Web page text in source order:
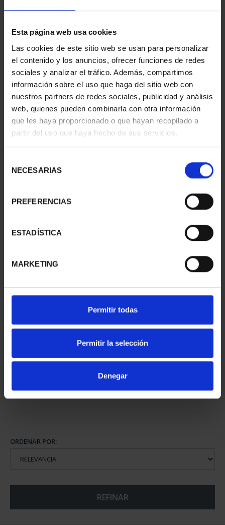
Esta página web usa cookies
Las cookies de este sitio web se usan para personalizar
el contenido y los anuncios, ofrecer funciones de redes
sociales y analizar el tráfico. Además, compartimos
información sobre el uso que haga del sitio web con
nuestros partners de redes sociales, publicidad y análisis
web, quienes pueden combinarla con otra información
que les haya proporcionado o que hayan recopilado a
partir del uso que haya hecho de sus servicios.
NECESARIAS
PREFERENCIAS
ESTADÍSTICA
MARKETING
Permitir todas
Permitir la selección
Denegar
registrados
registrados
SUSCRIPCIÓN
CAPITALES DE
949,00 €
registrados
SUSCRIPCIÓN
CAPITALES DE
949,00 €
registrados
CAPITALES DE
COMPLET...
3.796,00 €
ORDENAR POR:
REFINAR